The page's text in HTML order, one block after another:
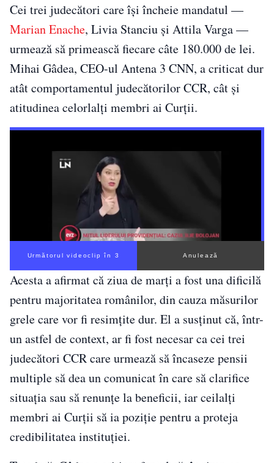
Cei trei judecători care își încheie mandatul —
Marian Enache, Livia Stanciu și Attila Varga —
urmează să primească fiecare câte 180.000 de lei.
Mihai Gâdea, CEO-ul Antena 3 CNN, a criticat dur
atât comportamentul judecătorilor CCR, cât și
atitudinea celorlalți membri ai Curții.
Următorul videoclip în 2 Anulează
Acesta a afirmat că ziua de marți a fost una dificilă
pentru majoritatea românilor, din cauza măsurilor
grele care vor fi resimțite dur. El a susținut că, într-
un astfel de context, ar fi fost necesar ca cei trei
judecători CCR care urmează să încaseze pensii
multiple să dea un comunicat în care să clarifice
situația sau să renunțe la beneficii, iar ceilalți
membri ai Curții să ia poziție pentru a proteja
credibilitatea instituției.